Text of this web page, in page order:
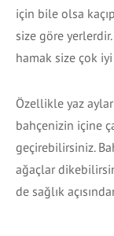
için bile olsa
size göre
hamak size çok
Özellikle yaz
bahçenizin içine
geçirebilirsiniz.
ağaçlar
de sağlık